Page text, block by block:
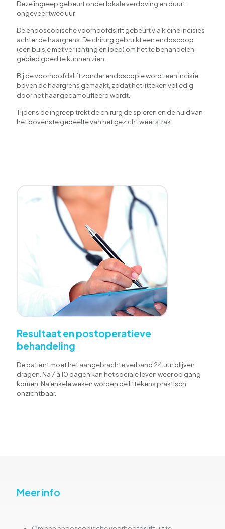
Deze ingreep gebeurt onder lokale verdoving en duurt
ongeveer twee uur.
De endoscopische voorhoofdslift gebeurt via kleine incisies
achter de haargrens. De chirurg gebruikt een endoscoop
(een buisje met verlichting en loep) om het te behandelen
gebied goed te kunnen zien.
Bij de voorhoofdslift zonder endoscopie wordt een incisie
boven de haargrens gemaakt, zodat het litteken volledig
door het haar gecamoufleerd wordt.
Tijdens de ingreep trekt de chirurg de spieren en de huid van
het bovenste gedeelte van het gezicht weer strak.
Resultaat en postoperatieve
behandeling
De patiënt moet het aangebrachte verband 24 uur blijven
dragen. Na 7 à 10 dagen kan het sociale leven weer op gang
komen. Na enkele weken worden de littekens praktisch
onzichtbaar.
Meer info